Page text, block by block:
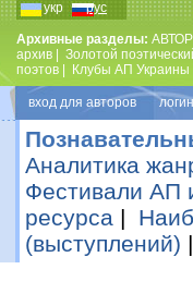
укр рус
Архивные разделы:
архив
Золотой
поэтов
Клубы АП Украины
вход для авторов
Аналитика
Фестивали АП
ресурса |
(выступлений)